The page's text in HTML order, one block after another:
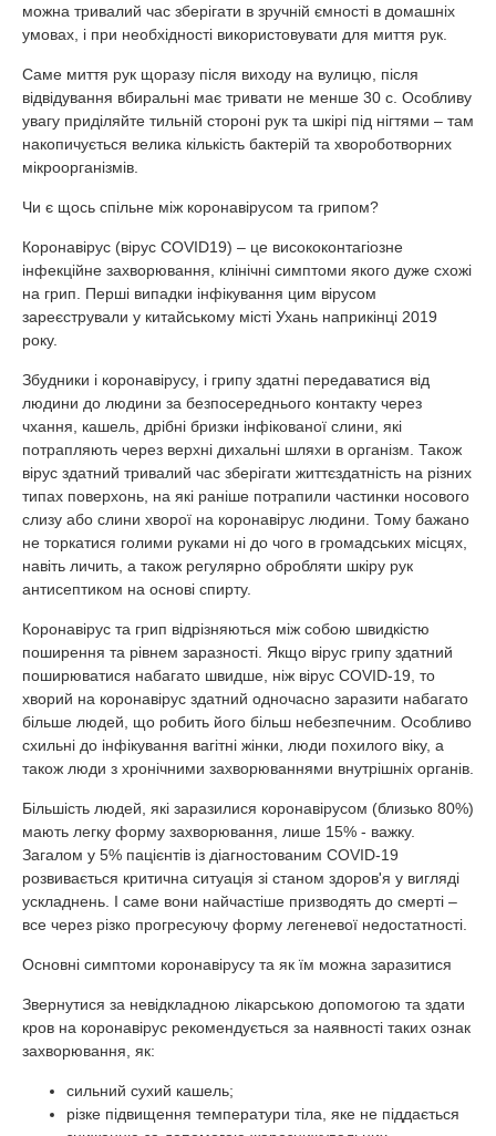
можна тривалий час зберігати в зручній ємності в домашніх
умовах, і при необхідності використовувати для миття рук.
Саме миття рук щоразу після виходу на вулицю, після
відвідування вбиральні має тривати не менше 30 с. Особливу
увагу приділяйте тильній стороні рук та шкірі під нігтями – там
накопичується велика кількість бактерій та хвороботворних
мікроорганізмів.
Чи є щось спільне між коронавірусом та грипом?
Коронавірус (вірус COVID19) – це висококонтагіозне
інфекційне захворювання, клінічні симптоми якого дуже схожі
на грип. Перші випадки інфікування цим вірусом
зареєстрували у китайському місті Ухань наприкінці 2019
року.
Збудники і коронавірусу, і грипу здатні передаватися від
людини до людини за безпосереднього контакту через
чхання, кашель, дрібні бризки інфікованої слини, які
потрапляють через верхні дихальні шляхи в організм. Також
вірус здатний тривалий час зберігати життєздатність на різних
типах поверхонь, на які раніше потрапили частинки носового
слизу або слини хворої на коронавірус людини. Тому бажано
не торкатися голими руками ні до чого в громадських місцях,
навіть личить, а також регулярно обробляти шкіру рук
антисептиком на основі спирту.
Коронавірус та грип відрізняються між собою швидкістю
поширення та рівнем заразності. Якщо вірус грипу здатний
поширюватися набагато швидше, ніж вірус COVID-19, то
хворий на коронавірус здатний одночасно заразити набагато
більше людей, що робить його більш небезпечним. Особливо
схильні до інфікування вагітні жінки, люди похилого віку, а
також люди з хронічними захворюваннями внутрішніх органів.
Більшість людей, які заразилися коронавірусом (близько 80%)
мають легку форму захворювання, лише 15% - важку.
Загалом у 5% пацієнтів із діагностованим COVID-19
розвивається критична ситуація зі станом здоров'я у вигляді
ускладнень. І саме вони найчастіше призводять до смерті –
все через різко прогресуючу форму легеневої недостатності.
Основні симптоми коронавірусу та як їм можна заразитися
Звернутися за невідкладною лікарською допомогою та здати
кров на коронавірус рекомендується за наявності таких ознак
захворювання, як:
сильний сухий кашель;
різке підвищення температури тіла, яке не піддається